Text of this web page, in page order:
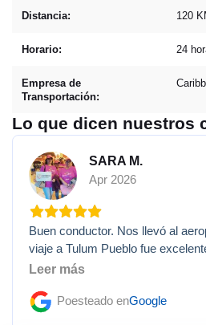
Distancia: 120
Horario: 24
Empresa de
Transportación:
Lo que dicen nuestros
SARA M.
Apr 2026
Buen conductor. Nos llevó al
viaje a Tulum Pueblo fue
Leer más
Poesteado enGoogle